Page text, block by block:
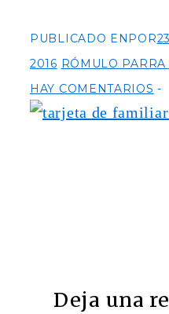
PUBLICADO ENPOR
2016 RÓMULO PARRA
HAY COMENTARIOS
Deja una